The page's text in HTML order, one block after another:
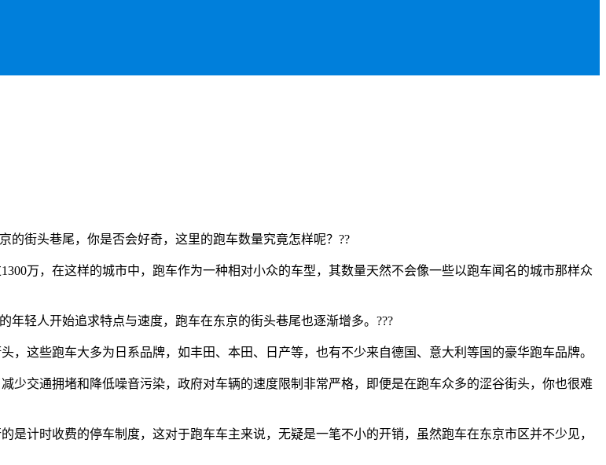
的街头巷尾，你是否会好奇，这里的跑车数量究竟怎样呢？??
万，在这样的城市中，跑车作为一种相对小众的车型，其数量天然不会像一些以跑车闻名的城市那样众
轻人开始追求特点与速度，跑车在东京的街头巷尾也逐渐增多。???
这些跑车大多为日系品牌，如丰田、本田、日产等，也有不少来自德国、意大利等国的豪华跑车品牌。
少交通拥堵和降低噪音污染，政府对车辆的速度限制非常严格，即便是在跑车众多的涩谷街头，你也很难
计时收费的停车制度，这对于跑车车主来说，无疑是一笔不小的开销，虽然跑车在东京市区并不少见，